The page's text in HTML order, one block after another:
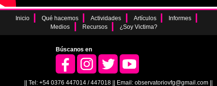
Inicio Qué hacemos Actividades Artículos
Informes
Medios
Recursos ¿Soy Victima?
Búscanos en
|| Tel: +54 0376 447014 / 447018 || Email: observatoriovfg@gmail.com ||